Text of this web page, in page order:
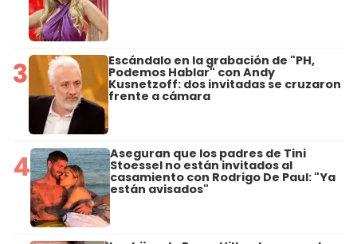
3 Escándalo en la grabación de "PH,
Podemos Hablar" con Andy
Kusnetzoff: dos invitadas se cruzaron
frente a cámara
4 Aseguran que los padres de Tini
Stoessel no están invitados al
casamiento con Rodrigo De Paul: "Ya
están avisados"